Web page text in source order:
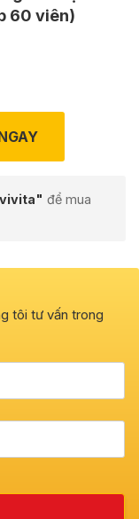
60 viên)
vivita" để mua
tôi tư vấn trong